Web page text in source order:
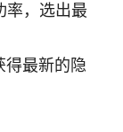
率，选出最
得最新的隐